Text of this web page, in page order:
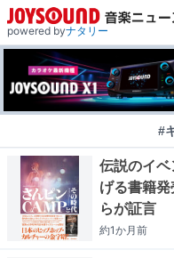
powered byナタリー
#
伝説のイ
げる書籍
らが証言
約1か月前